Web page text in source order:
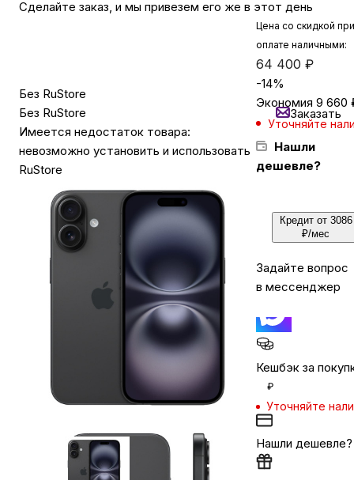
Сумки и чемоданы
Для дома и дачи
Умный дом и безопасность
Автомобильные аксессуары
Сервисный центр Apple в Самаре
Подарочные сертификаты
Сделайте заказ, и мы привезем его же в этот день
Без RuStore
Без RuStore
Имеется недостаток товара:
невозможно установить и использовать
RuStore
Цена со скидкой при
оплате наличными:
64 400 ₽
-14%
Экономия 9 660
Уточняйте
Нашли
дешевле?
Заказать
Кредит от 3086
₽/мес
Задайте вопрос
в мессенджер
Кешбэк за
₽
Уточняйте
Нашли дешевле?